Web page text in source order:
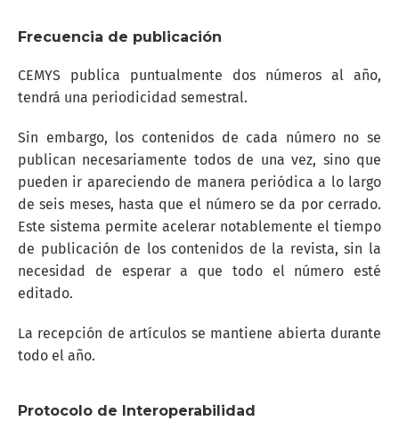
Frecuencia de publicación
CEMYS publica puntualmente dos números al año,
tendrá una periodicidad semestral.
Sin embargo, los contenidos de cada número no se
publican necesariamente todos de una vez, sino que
pueden ir apareciendo de manera periódica a lo largo
de seis meses, hasta que el número se da por cerrado.
Este sistema permite acelerar notablemente el tiempo
de publicación de los contenidos de la revista, sin la
necesidad de esperar a que todo el número esté
editado.
La recepción de artículos se mantiene abierta durante
todo el año.
Protocolo de Interoperabilidad